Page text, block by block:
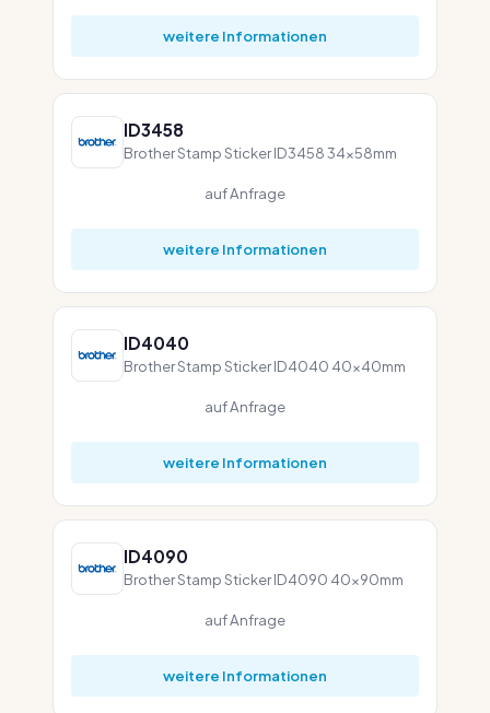
weitere Informationen
ID3458
Brother Stamp Sticker ID3458 34x58mm
auf Anfrage
weitere Informationen
ID4040
Brother Stamp Sticker ID4040 40x40mm
auf Anfrage
weitere Informationen
ID4090
Brother Stamp Sticker ID4090 40x90mm
auf Anfrage
weitere Informationen